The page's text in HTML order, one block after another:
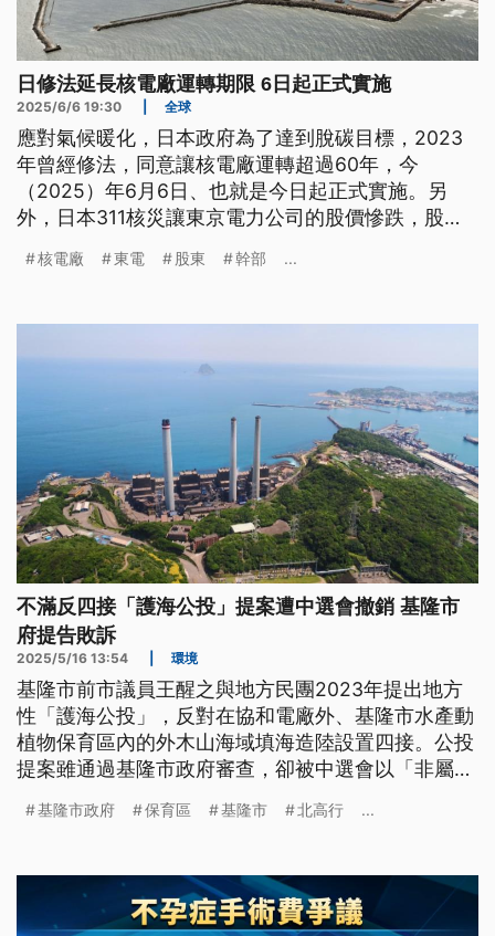
日修法延長核電廠運轉期限 6日起正式實施
2025/6/6 19:30 全球
應對氣候暖化，日本政府為了達到脫碳目標，2023
年曾經修法，同意讓核電廠運轉超過60年，今
（2025）年6月6日、也就是今日起正式實施。另
外，日本311核災讓東京電力公司的股價慘跌，股東
今日逆轉一審判決，改判股東敗訴。
核電廠 東電 股東 幹部 ...
不滿反四接「護海公投」提案遭中選會撤銷 基隆市
府提告敗訴
2025/5/16 13:54 環境
基隆市前市議員王醒之與地方民團2023年提出地方
性「護海公投」，反對在協和電廠外、基隆市水產動
植物保育區內的外木山海域填海造陸設置四接。公投
提案雖通過基隆市政府審查，卻被中選會以「非屬地
起行政訴訟，北高行15日判決王醒之與基隆市府敗
基隆市政府 保育區 基隆市 北高行 ...